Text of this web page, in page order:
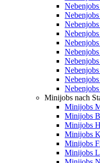
Minijobs nach
Minijobs
Minijobs
Minijobs
Minijobs
Minijobs
Minijobs